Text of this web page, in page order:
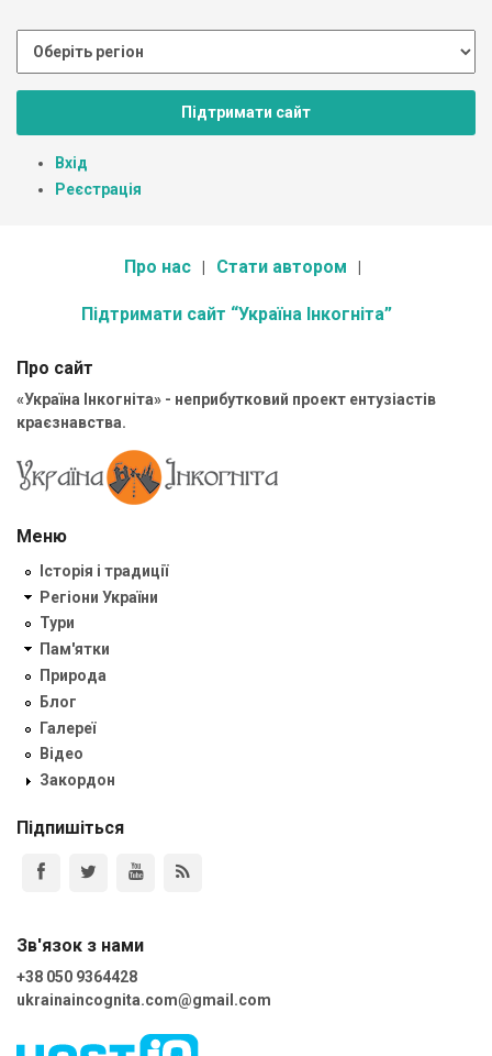
Підтримати сайт
Вхід
Реєстрація
Про нас Стати автором
Підтримати сайт “Україна Інкогніта”
Про сайт
«Україна Інкогніта» - неприбутковий проект ентузіастів
краєзнавства.
Меню
Історія і традиції
Регіони України
Тури
Пам'ятки
Природа
Блог
Галереї
Відео
Закордон
Підпишіться
Зв'язок з нами
+38 050 9364428
ukrainaincognita.com@gmail.com